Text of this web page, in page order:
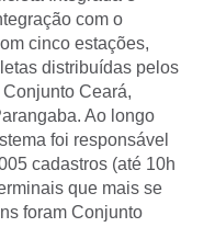
com o
cinco estações,
distribuídas pelos
Ceará,
Ao longo
foi responsável
cadastros (até 10h
que mais se
foram Conjunto